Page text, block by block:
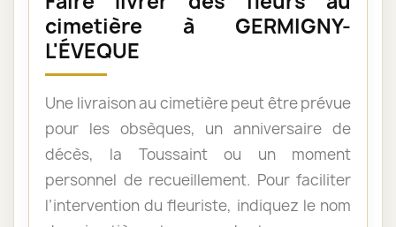
cimetière à GERMIGNY-
L'ÉVEQUE
Une livraison au cimetière peut être prévue
pour les obsèques, un anniversaire de
décès, la Toussaint ou un moment
personnel de recueillement. Pour faciliter
l’intervention du fleuriste, indiquez le nom